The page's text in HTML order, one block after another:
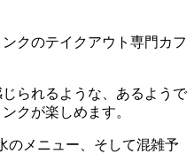
クのテイクアウト専門カフ
られるような、あるようで
クが楽しめます。
のメニュー、そして混雑予